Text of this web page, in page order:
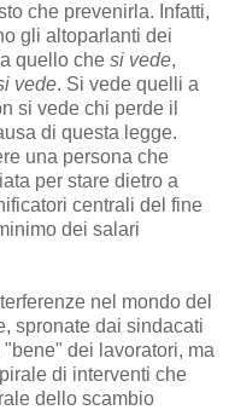
che prevenirla. Infatti,
gli altoparlanti dei
quello che si vede,
vede. Si vede quelli a
si vede chi perde il
di questa legge.
una persona che
per stare dietro a
centrali del fine
dei salari
nel mondo del
spronate dai sindacati
dei lavoratori, ma
di interventi che
dello scambio